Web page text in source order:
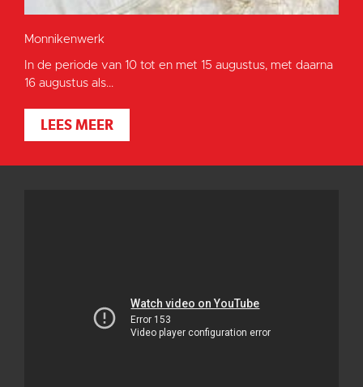
Monnikenwerk
In de periode van 10 tot en met 15 augustus, met daarna
16 augustus als...
LEES MEER